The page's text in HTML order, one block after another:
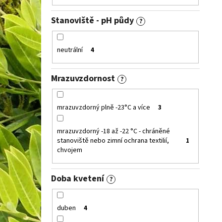
Stanoviště - pH půdy ?
neutrální 4
Mrazuvzdornost ?
mrazuvzdorný plně -23°C a více 3
mrazuvzdorný -18 až -22 °C - chráněné
stanoviště nebo zimní ochrana textilií,
chvojem
1
Doba kvetení ?
duben 4